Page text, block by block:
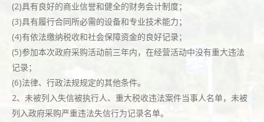
(2)具有良好的商业信誉和健全的财务会计制度；
(3)具有履行合同所必需的设备和专业技术能力；
(4)有依法缴纳税收和社会保障资金的良好记录；
(5)参加本次政府采购活动前三年内，在经营活动中没有重大违法
记录；
(6)法律、行政法规规定的其他条件。
2、未被列入失信被执行人、重大税收违法案件当事人名单，未被
列入政府采购严重违法失信行为记录名单。